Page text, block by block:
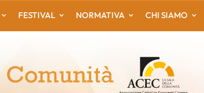
FESTIVAL NORMATIVA CHI SIAMO